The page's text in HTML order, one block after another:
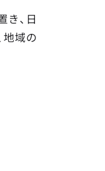
、日
域の